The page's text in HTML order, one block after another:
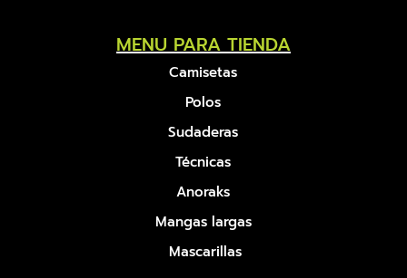
MENU PARA TIENDA
Camisetas
Polos
Sudaderas
Técnicas
Anoraks
Mangas largas
Mascarillas